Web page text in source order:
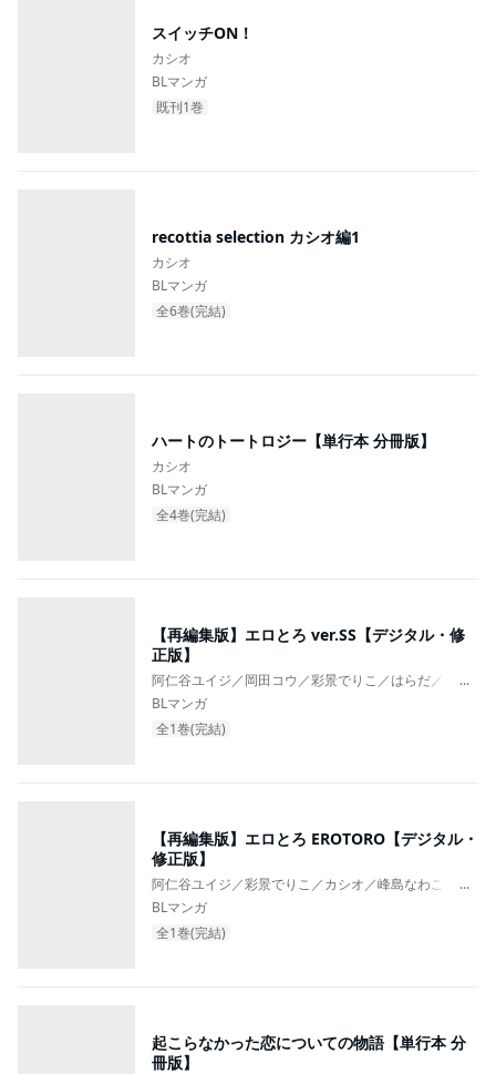
スイッチON！
カシオ
BLマンガ
既刊1巻
recottia selection カシオ編1
カシオ
BLマンガ
全6巻(完結)
ハートのトートロジー【単行本 分冊版】
カシオ
BLマンガ
全4巻(完結)
【再編集版】エロとろ ver.SS【デジタル・修
正版】
阿仁谷ユイジ／岡田コウ／彩景でりこ／はらだ／カシオ
...
BLマンガ
全1巻(完結)
【再編集版】エロとろ EROTORO【デジタル・
修正版】
阿仁谷ユイジ／彩景でりこ／カシオ／峰島なわこ／仁茂
...
BLマンガ
全1巻(完結)
起こらなかった恋についての物語【単行本 分
冊版】